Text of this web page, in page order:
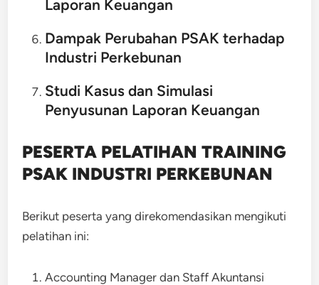
Laporan Keuangan
Dampak Perubahan PSAK terhadap
Industri Perkebunan
Studi Kasus dan Simulasi
Penyusunan Laporan Keuangan
PESERTA PELATIHAN TRAINING
PSAK INDUSTRI PERKEBUNAN
Berikut peserta yang direkomendasikan mengikuti
pelatihan ini:
Accounting Manager dan Staff Akuntansi